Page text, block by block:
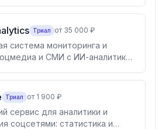
плюс управление соцсетями
маркетинг в едином social-
Триал от 35 000 ₽
система мониторинга и
и СМИ с ИИ-аналитикой
PR, клиентского сервиса,
Триал от 1 900 ₽
сервис для аналитики и
соцсетями: статистика и